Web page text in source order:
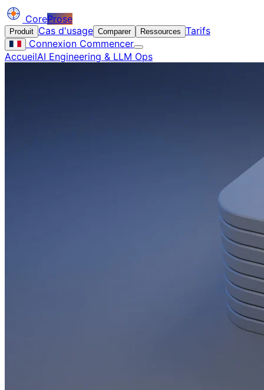
CoreProse
Produit Cas d'usage Comparer Ressources Tarifs
Connexion Commencer
AccueilAI Engineering & LLM Ops